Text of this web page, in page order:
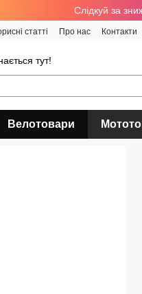
Cлідкуй за
статті Про нас Контакти
тут!
Велотовари